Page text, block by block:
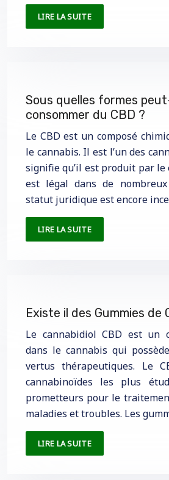
LIRE LA SUITE
Sous quelles formes
consommer du CBD ?
Le CBD est un composé
le cannabis. Il est l’un des
signifie qu’il est produit par le
est légal dans de
statut juridique est encore
LIRE LA SUITE
Existe il des Gummies de
Le cannabidiol CBD est un
dans le cannabis qui
vertus thérapeutiques. Le
cannabinoïdes les plus
prometteurs pour le
maladies et troubles. Les
LIRE LA SUITE